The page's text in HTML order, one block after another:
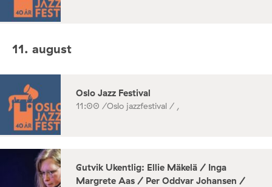
11. august
Oslo Jazz Festival
11:00 /Oslo jazzfestival / ,
Gutvik Ukentlig: Ellie Mäkelä / Inga
Margrete Aas / Per Oddvar Johansen /